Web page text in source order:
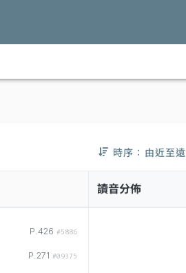
時序：由近至遠
P.426 #5886
P.271 #09375
讀音分佈